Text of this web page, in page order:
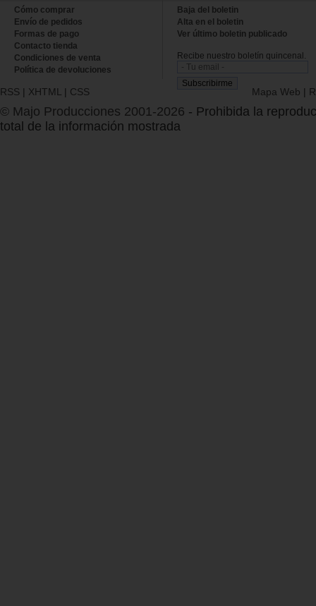
Cómo comprar
Envío de pedidos
Formas de pago
Contacto tienda
Condiciones de venta
Política de devoluciones
Baja del boletin
Alta en el boletin
Ver último boletin publicado
Recibe nuestro boletín quincenal.
RSS | XHTML | CSS Mapa Web |
© Majo Producciones 2001-2026 - Prohibida la
total de la información mostrada